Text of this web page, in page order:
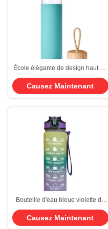
École élégante de design haut de
gamme Funky étanche à fuite
Bouteille d'eau en verre Bouteille
d'eau motivationnelle en verre
Causez Maintenant
Bouteille d'eau bleue violette de
25 oz avec paille d'eau de
motivation
personnalisée1755311381913
Causez Maintenant